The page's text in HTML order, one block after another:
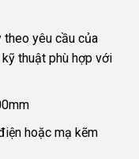
theo yêu cầu của
thuật phù hợp với
hoặc mạ kẽm